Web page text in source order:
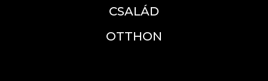
CSALÁD
OTTHON